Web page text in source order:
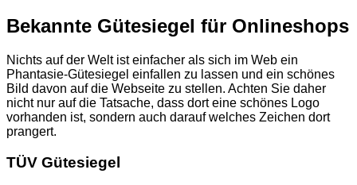
Bekannte Gütesiegel für Onlineshops
Nichts auf der Welt ist einfacher als sich im Web ein
Phantasie-Gütesiegel einfallen zu lassen und ein schönes
Bild davon auf die Webseite zu stellen. Achten Sie daher
nicht nur auf die Tatsache, dass dort eine schönes Logo
vorhanden ist, sondern auch darauf welches Zeichen dort
prangert.
TÜV Gütesiegel